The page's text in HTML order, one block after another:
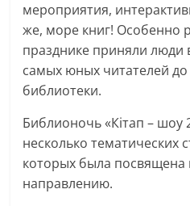
мероприятия,
же, море книг! Особенно
празднике приняли люди
самых юных читателей
библиотеки.
Библионочь «Кітап – шоу
несколько тематических
которых была посвящена
направлению.